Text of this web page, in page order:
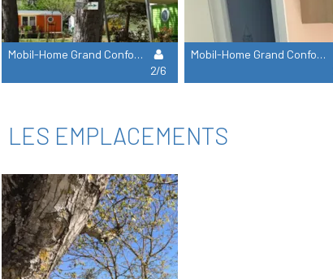
Mobil-Home Grand Confort 35 M² / 3 Chambres - Terrasse -
2/6
Mobil-Home Grand Confort 30M² / 2 Chambres - Terrasse
LES EMPLACEMENTS